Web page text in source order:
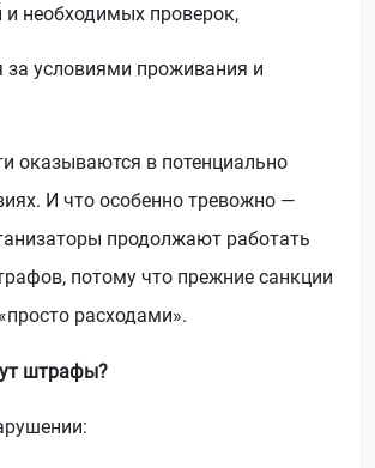
и необходимых проверок,
за условиями проживания и
оказываются в потенциально
И что особенно тревожно —
продолжают работать
потому что прежние санкции
расходами».
штрафы?